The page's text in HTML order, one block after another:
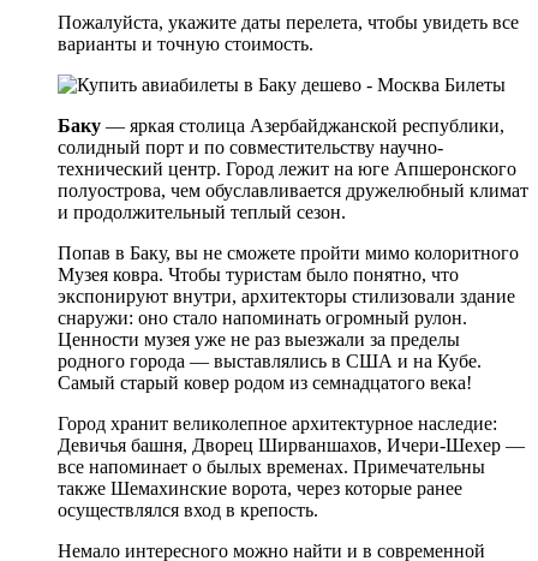
Пожалуйста, укажите даты перелета, чтобы увидеть все
варианты и точную стоимость.
Баку — яркая столица Азербайджанской республики,
солидный порт и по совместительству научно-
технический центр. Город лежит на юге Апшеронского
полуострова, чем обуславливается дружелюбный климат
и продолжительный теплый сезон.
Попав в Баку, вы не сможете пройти мимо колоритного
Музея ковра. Чтобы туристам было понятно, что
экспонируют внутри, архитекторы стилизовали здание
снаружи: оно стало напоминать огромный рулон.
Ценности музея уже не раз выезжали за пределы
родного города — выставлялись в США и на Кубе.
Самый старый ковер родом из семнадцатого века!
Город хранит великолепное архитектурное наследие:
Девичья башня, Дворец Ширваншахов, Ичери-Шехер —
все напоминает о былых временах. Примечательны
также Шемахинские ворота, через которые ранее
осуществлялся вход в крепость.
Немало интересного можно найти и в современной